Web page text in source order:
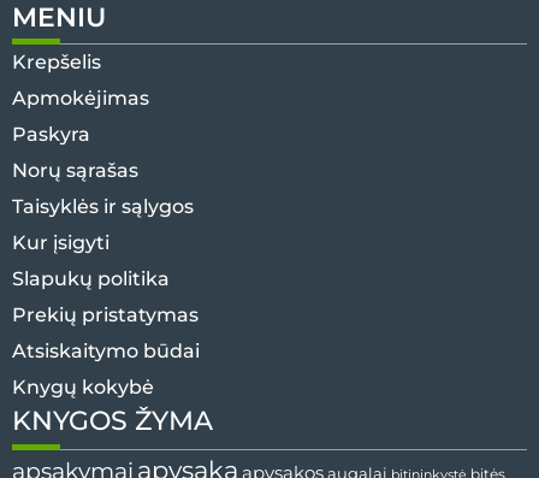
MENIU
Krepšelis
Apmokėjimas
Paskyra
Norų sąrašas
Taisyklės ir sąlygos
Kur įsigyti
Slapukų politika
Prekių pristatymas
Atsiskaitymo būdai
Knygų kokybė
KNYGOS ŽYMA
apsakymai apysaka apysakos augalai bitininkystė bitės